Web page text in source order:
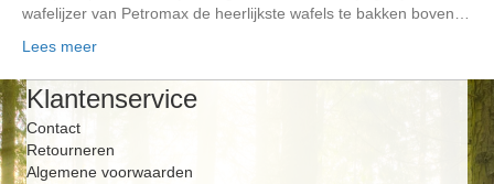
wafelijzer van Petromax de heerlijkste wafels te bakken boven…
Lees meer
Klantenservice
Contact
Retourneren
Algemene voorwaarden